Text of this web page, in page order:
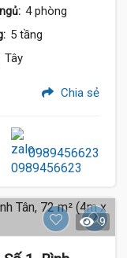
4 phòng
5 tầng
Tây
Chia sẻ
0989456623
9